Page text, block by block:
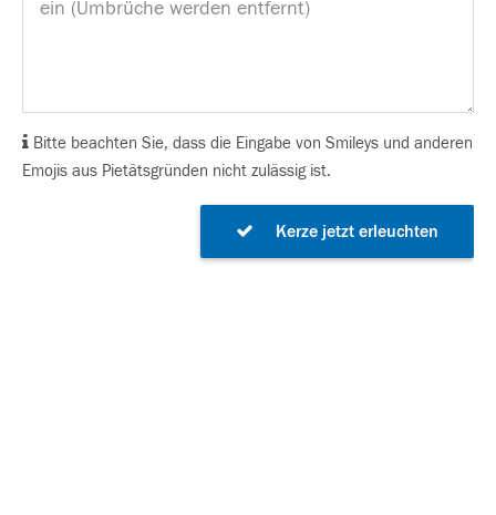
Bitte beachten Sie, dass die Eingabe von Smileys und anderen
Emojis aus Pietätsgründen nicht zulässig ist.
Kerze jetzt erleuchten